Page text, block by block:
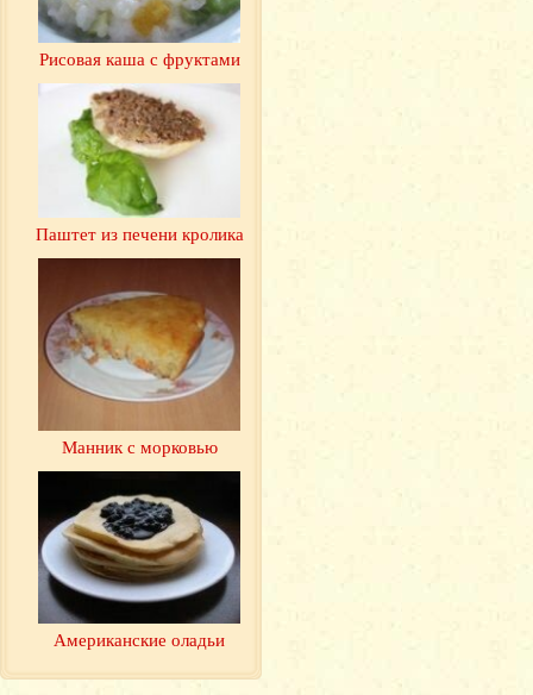
Рисовая каша с фруктами
Паштет из печени кролика
Манник с морковью
Американские оладьи